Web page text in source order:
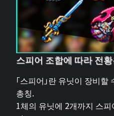
스피어 조합에 따라 전
「스피어」란 유닛이 장비
총칭.
1체의 유닛에 2개까지 스